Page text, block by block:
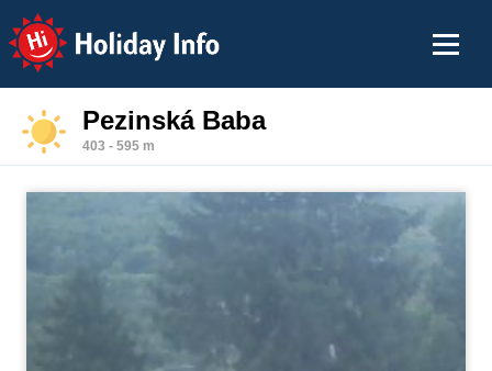
Holiday Info
Pezinská Baba
403 - 595 m